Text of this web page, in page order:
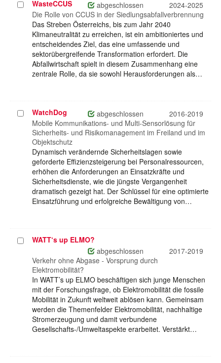
Projekt
auswählen
WasteCCUS abgeschlossen
2024-2025
Die Rolle von CCUS in der Siedlungsabfallverbrennung
Das Streben Österreichs, bis zum Jahr 2040
Klimaneutralität zu erreichen, ist ein ambitioniertes und
entscheidendes Ziel, das eine umfassende und
sektorübergreifende Transformation erfordert. Die
Abfallwirtschaft spielt in diesem Zusammenhang eine
zentrale Rolle, da sie sowohl Herausforderungen als…
Projekt
auswählen
WatchDog abgeschlossen
2016-2019
Mobile Kommunikations- und Multi-Sensorlösung für
Sicherheits- und Risikomanagement im Freiland und im
Objektschutz
Dynamisch verändernde Sicherheitslagen sowie
geforderte Effizienzsteigerung bei Personalressourcen,
erhöhen die Anforderungen an Einsatzkräfte und
Sicherheitsdienste, wie die jüngste Vergangenheit
dramatisch gezeigt hat. Der Schlüssel für eine optimierte
Einsatzführung und erfolgreiche Bewältigung von…
ProjektWATT‘s up ELMO?
abgeschlossen
2017-2019
Verkehr ohne Abgase - Vorsprung durch
Elektromobilität?
In WATT’s up ELMO beschäftigen sich junge Menschen
mit der Forschungsfrage, ob Elektromobilität die fossile
Mobilität in Zukunft weltweit ablösen kann. Gemeinsam
werden die Themenfelder Elektromobilität, nachhaltige
Stromerzeugung und damit verbundene
Gesellschafts-/Umweltaspekte erarbeitet. Verstärkt…